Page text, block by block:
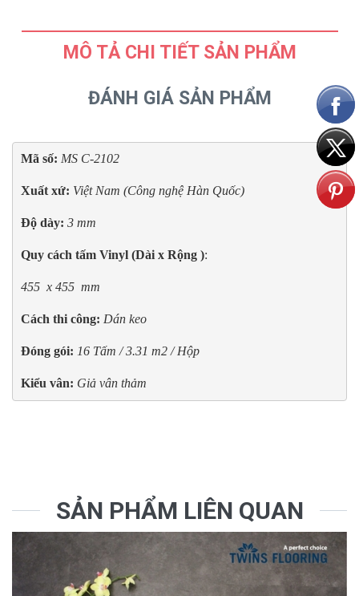
MÔ TẢ CHI TIẾT SẢN PHẨM
ĐÁNH GIÁ SẢN PHẨM
Mã số: MS C-2102
Xuất xứ: Việt Nam (Công nghệ Hàn Quốc)
Độ dày: 3 mm
Quy cách tấm Vinyl (Dài x Rộng ):
455  x 455  mm
Cách thi công: Dán keo
Đóng gói: 16 Tấm / 3.31 m2 / Hộp
Kiểu vân: Giả vân thảm
SẢN PHẨM LIÊN QUAN